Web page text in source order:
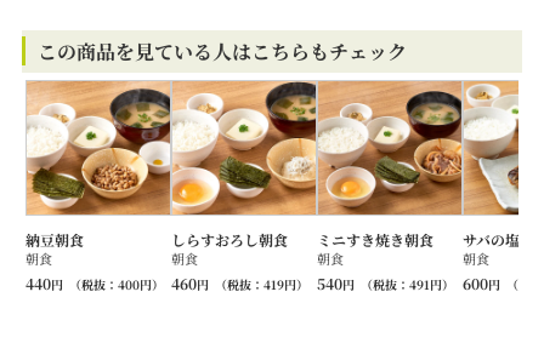
この商品を見ている人はこちらもチェック
納豆朝食
朝食
440円 （税抜：400円）
しらすおろし朝食
朝食
460円 （税抜：419円）
ミニすき焼き朝食
朝食
540円 （税抜：491円）
サバの塩焼
朝食
600円 （税